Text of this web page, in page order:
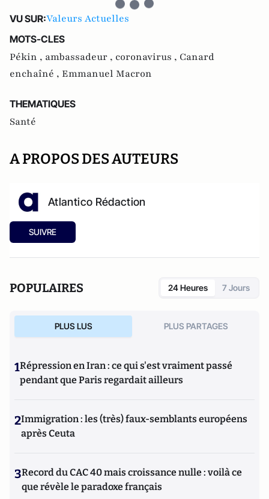
VU SUR:Valeurs Actuelles
MOTS-CLES
Pékin , ambassadeur , coronavirus , Canard
enchaîné , Emmanuel Macron
THEMATIQUES
Santé
A PROPOS DES AUTEURS
Atlantico Rédaction
SUIVRE
POPULAIRES 24 Heures 7 Jours
PLUS LUS PLUS PARTAGES
1Répression en Iran : ce qui s'est vraiment passé
pendant que Paris regardait ailleurs
2Immigration : les (très) faux-semblants européens
après Ceuta
3Record du CAC 40 mais croissance nulle : voilà ce
que révèle le paradoxe français